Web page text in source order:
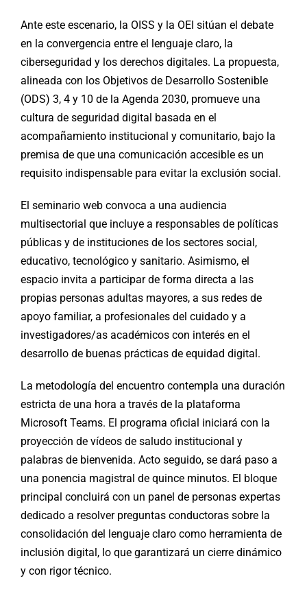
Ante este escenario, la OISS y la OEI sitúan el debate
en la convergencia entre el lenguaje claro, la
ciberseguridad y los derechos digitales. La propuesta,
alineada con los Objetivos de Desarrollo Sostenible
(ODS) 3, 4 y 10 de la Agenda 2030, promueve una
cultura de seguridad digital basada en el
acompañamiento institucional y comunitario, bajo la
premisa de que una comunicación accesible es un
requisito indispensable para evitar la exclusión social.
El seminario web convoca a una audiencia
multisectorial que incluye a responsables de políticas
públicas y de instituciones de los sectores social,
educativo, tecnológico y sanitario. Asimismo, el
espacio invita a participar de forma directa a las
propias personas adultas mayores, a sus redes de
apoyo familiar, a profesionales del cuidado y a
investigadores/as académicos con interés en el
desarrollo de buenas prácticas de equidad digital.
La metodología del encuentro contempla una duración
estricta de una hora a través de la plataforma
Microsoft Teams. El programa oficial iniciará con la
proyección de vídeos de saludo institucional y
palabras de bienvenida. Acto seguido, se dará paso a
una ponencia magistral de quince minutos. El bloque
principal concluirá con un panel de personas expertas
dedicado a resolver preguntas conductoras sobre la
consolidación del lenguaje claro como herramienta de
inclusión digital, lo que garantizará un cierre dinámico
y con rigor técnico.